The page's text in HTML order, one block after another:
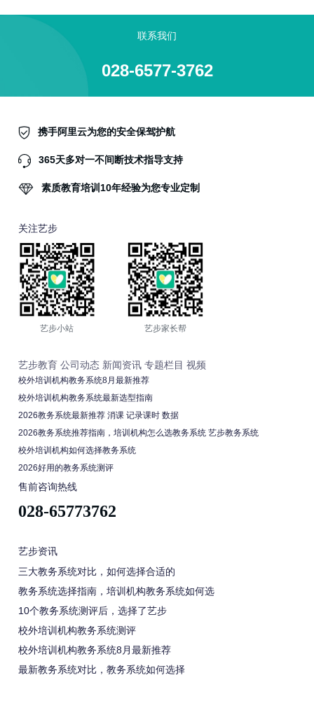
联系我们
028-6577-3762
携手阿里云为您的安全保驾护航
365天多对一不间断技术指导支持
素质教育培训10年经验为您专业定制
关注艺步
艺步小站 艺步家长帮
艺步教育 公司动态 新闻资讯 专题栏目 视频
校外培训机构教务系统8月最新推荐
校外培训机构教务系统最新选型指南
2026教务系统最新推荐 消课 记录课时 数据
2026教务系统推荐指南，培训机构怎么选教务系统 艺步教务系统
校外培训机构如何选择教务系统
2026好用的教务系统测评
售前咨询热线
028-65773762
艺步资讯
三大教务系统对比，如何选择合适的
教务系统选择指南，培训机构教务系统如何选
10个教务系统测评后，选择了艺步
校外培训机构教务系统测评
校外培训机构教务系统8月最新推荐
最新教务系统对比，教务系统如何选择